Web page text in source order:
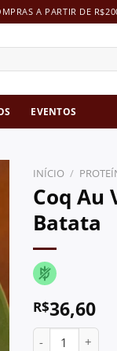
A PARTIR DE
EVENTOS
INÍCIO /
Coq Au
Batata
R$36,60
Coq Au Vin